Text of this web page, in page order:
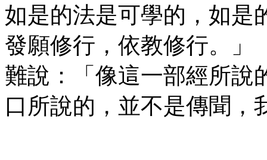
如是的法是可學的，如是
發願修行，依教修行。」
難說：「像這一部經所說
口所說的，並不是傳聞，